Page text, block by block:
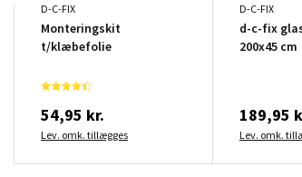
D-C-FIX
Monteringskit
t/klæbefolie
54,95 kr.
Lev. omk. tillægges
D-C-FIX
d-c-fix
200x45 cm
189,95
Lev. omk.